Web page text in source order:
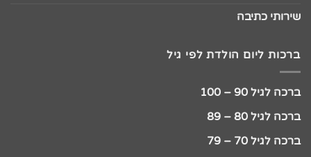
שירותי כתיבה
ברכות ליום הולדת לפי גיל
ברכה לגיל 90 – 100
ברכה לגיל 80 – 89
ברכה לגיל 70 – 79